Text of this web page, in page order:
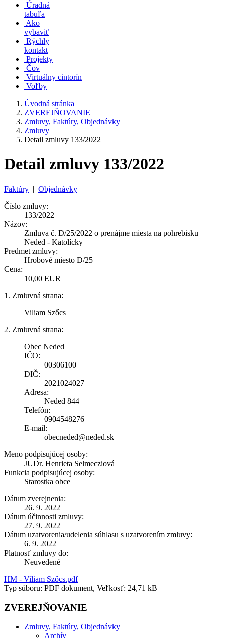
Úradná
tabuľa
Ako
vybaviť
Rýchly
kontakt
Projekty
Čov
Virtuálny cintorín
Voľby
Úvodná stránka
ZVEREJŇOVANIE
Zmluvy, Faktúry, Objednávky
Zmluvy
Detail zmluvy 133/2022
Detail zmluvy 133/2022
Faktúry | Objednávky
Číslo zmluvy:
133/2022
Názov:
Zmluva č. D/25/2022 o prenájme miesta na pohrebisku
Neded - Katolícky
Predmet zmluvy:
Hrobové miesto D/25
Cena:
10,00 EUR
1. Zmluvná strana:
Viliam Szőcs
2. Zmluvná strana:
Obec Neded
IČO:
00306100
DIČ:
2021024027
Adresa:
Neded 844
Telefón:
0904548276
E-mail:
obecneded@neded.sk
Meno podpisujúcej osoby:
JUDr. Henrieta Selmecziová
Funkcia podpisujúcej osoby:
Starostka obce
Dátum zverejnenia:
26. 9. 2022
Dátum účinnosti zmluvy:
27. 9. 2022
Dátum uzatvorenia/udelenia súhlasu s uzatvorením zmluvy:
6. 9. 2022
Platnosť zmluvy do:
Neuvedené
HM - Viliam Szőcs.pdf
Typ súboru: PDF dokument, Veľkosť: 24,71 kB
ZVEREJŇOVANIE
Zmluvy, Faktúry, Objednávky
Archív